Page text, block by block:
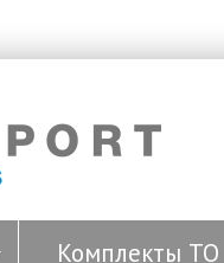
Комплекты ТО